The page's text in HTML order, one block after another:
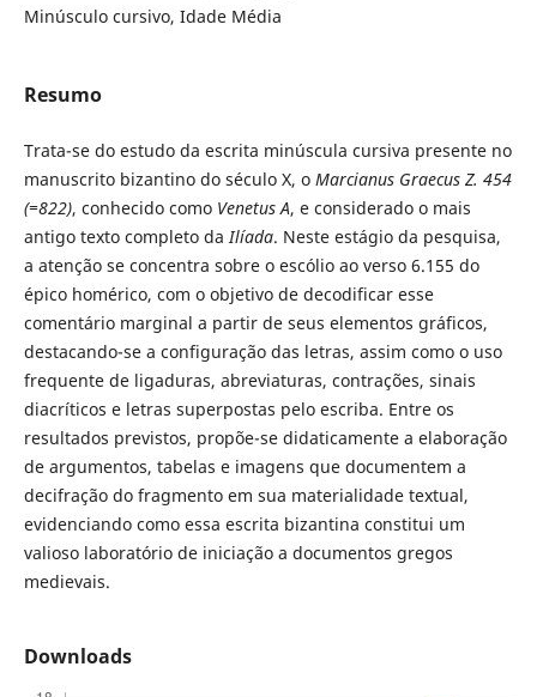
Minúsculo cursivo, Idade Média
Resumo
Trata-se do estudo da escrita minúscula cursiva presente no
manuscrito bizantino do século X, o Marcianus Graecus Z. 454
(=822), conhecido como Venetus A, e considerado o mais
antigo texto completo daIlíada. Neste estágio da pesquisa,
a atenção se concentra sobre o escólio ao verso 6.155 do
épico homérico, com o objetivo de decodificar esse
comentário marginal a partir de seus elementos gráficos,
destacando-se a configuração das letras, assim como o uso
frequente de ligaduras, abreviaturas, contrações, sinais
diacríticos e letras superpostas pelo escriba. Entre os
resultados previstos, propõe-se didaticamente a elaboração
de argumentos, tabelas e imagens que documentem a
decifração do fragmento em sua materialidade textual,
evidenciando como essa escrita bizantina constitui um
valioso laboratório de iniciação a documentos gregos
medievais.
Downloads